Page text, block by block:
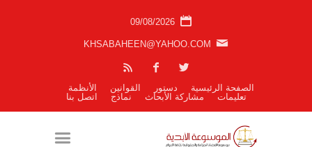
09/08/2026
KHSABAHEEN@YAHOO.COM
الصفحة الرئيسية دستور القوانين
الأنظمة
تعليمات
مشاركة الأبحاث نماذج اتصل بنا